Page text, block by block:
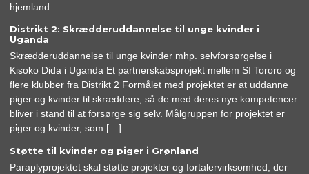
hjemland.
Distrikt 2: Skrædderuddannelse til unge kvinder i
Uganda
Skrædderuddannelse til unge kvinder mhp. selvforsørgelse i
Kisoko Dida i Uganda Et partnerskabsprojekt mellem SI Tororo og
flere klubber fra Distrikt 2 Formålet med projektet er at uddanne
piger og kvinder til skræddere, så de med deres nye kompetencer
bliver i stand til at forsørge sig selv. Målgruppen for projektet er
piger og kvinder, som […]
Støtte til kvinder og piger i Grønland
Paraplyprojektet skal støtte projekter og fortalervirksomhed, der